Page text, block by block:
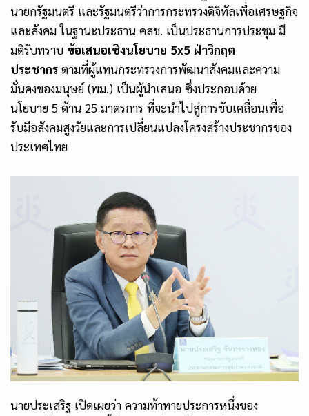
นายกรัฐมนตรี และรัฐมนตรีว่าการกระทรวงดิจิทัลเพื่อเศรษฐกิจ
และสังคม ในฐานะประธาน คสช. เป็นประธานการประชุม มี
มติรับทราบ ข้อเสนอเชิงนโยบาย 5x5 ฝ่าวิกฤต
ประชากร ตามที่ผู้แทนกระทรวงการพัฒนาสังคมและความ
มั่นคงของมนุษย์ (พม.) เป็นผู้นำเสนอ ซึ่งประกอบด้วย
นโยบาย 5 ด้าน 25 มาตรการ ที่จะนำไปสู่การขับเคลื่อนเพื่อ
รับมือสังคมสูงวัยและการเปลี่ยนแปลงโครงสร้างประชากรของ
ประเทศไทย
นายประเสริฐ เปิดเผยว่า ความท้าทายประการหนึ่งของ